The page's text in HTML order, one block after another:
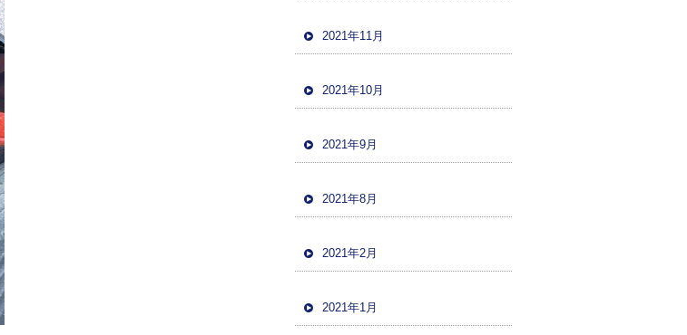
2021年11月
2021年10月
2021年9月
2021年8月
2021年2月
2021年1月